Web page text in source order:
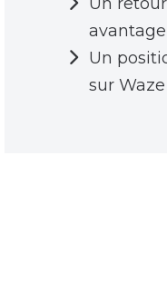
Un
sur Waze